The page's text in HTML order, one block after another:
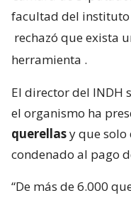
facultad del
rechazó que exista
herramienta .
El director del INDH
el organismo ha
querellasy que solo
condenado al pago
“De más de 6.000